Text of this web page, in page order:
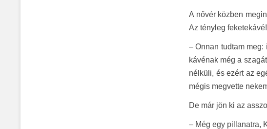
A nővér közben
Az tényleg feketekávé!
– Onnan tudtam
kávénak még a
nélküli, és ezért az
mégis megvette
De már jön ki az
– Még egy pillanatra,